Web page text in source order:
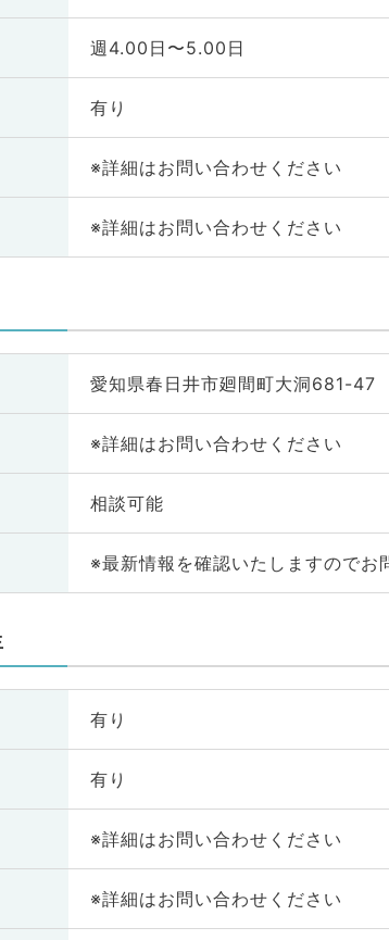
週4.00日〜5.00日
有り
※詳細はお問い合わせください
※詳細はお問い合わせください
愛知県春日井市廻間町大洞681-47
※詳細はお問い合わせください
相談可能
※最新情報を確認いたしますのでお
有り
有り
※詳細はお問い合わせください
※詳細はお問い合わせください